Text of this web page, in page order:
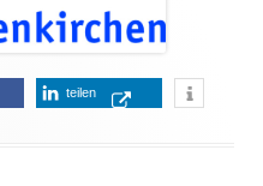
Opens
teilen
Opens